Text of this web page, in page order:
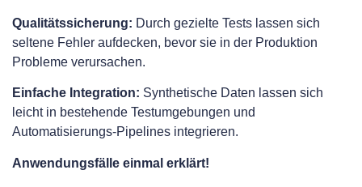
Qualitätssicherung: Durch gezielte Tests lassen sich
seltene Fehler aufdecken, bevor sie in der Produktion
Probleme verursachen.
Einfache Integration: Synthetische Daten lassen sich
leicht in bestehende Testumgebungen und
Automatisierungs-Pipelines integrieren.
Anwendungsfälle einmal erklärt!